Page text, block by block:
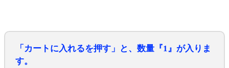
「カートに入れるを押す」と、数量『1』が入りま
す。